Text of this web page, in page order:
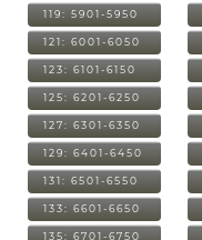
119: 5901-5950
121: 6001-6050
123: 6101-6150
125: 6201-6250
127: 6301-6350
129: 6401-6450
131: 6501-6550
133: 6601-6650
135: 6701-6750